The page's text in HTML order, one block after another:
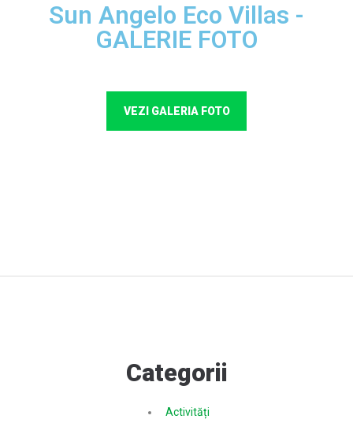
Sun Angelo Eco Villas -
GALERIE FOTO
VEZI GALERIA FOTO
Categorii
Activități